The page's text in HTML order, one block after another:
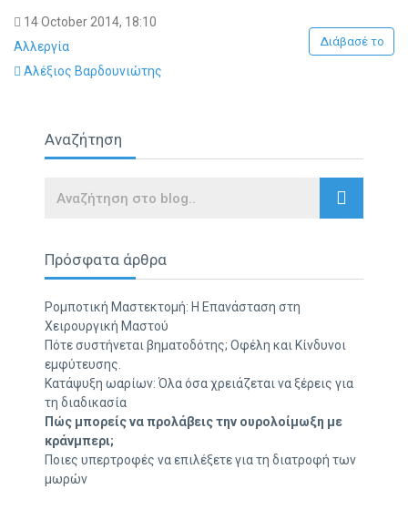
14 October 2014, 18:10
Αλλεργία
Αλέξιος Βαρδουνιώτης
Διάβασέ το
Αναζήτηση
Search
Πρόσφατα άρθρα
Ρομποτική Μαστεκτομή: Η Επανάσταση στη
Χειρουργική Μαστού
Πότε συστήνεται βηματοδότης; Οφέλη και Κίνδυνοι
εμφύτευσης.
Κατάψυξη ωαρίων: Όλα όσα χρειάζεται να ξέρεις για
τη διαδικασία
Πώς μπορείς να προλάβεις την ουρολοίμωξη με
κράνμπερι;
Ποιες υπερτροφές να επιλέξετε για τη διατροφή των
μωρών